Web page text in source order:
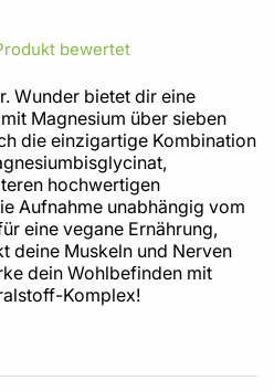
bewertet
Wunder bietet dir eine
Magnesium über sieben
die einzigartige Kombination
hochwertigen
Aufnahme unabhängig vom
eine vegane Ernährung,
deine Muskeln und Nerven
dein Wohlbefinden mit
Komplex!